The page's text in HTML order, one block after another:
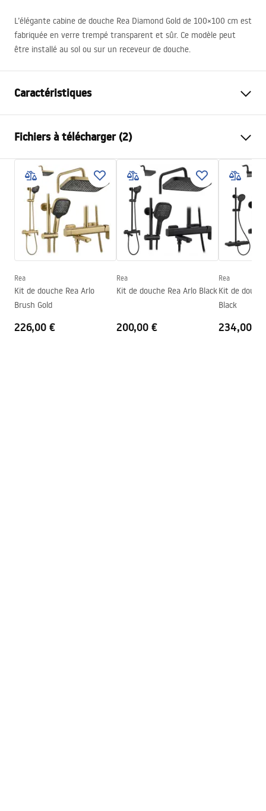
L’élégante cabine de douche Rea Diamond Gold de 100×100 cm est
fabriquée en verre trempé transparent et sûr. Ce modèle peut
être installé au sol ou sur un receveur de douche.
Caractéristiques
Couleur
Type de cabine de douche
d'angle
Couleur du verre
Transparent 6mm
Mode d'ouverture
à entrouvrir
Montage
Sur le receveur ou plancher
Hauteur (mm)
1950mm
Sens de la cabine
Réversible
Garantie
Couche Easy Clean
Vitre de porte - des deux côtés,
Fichiers à télécharger (2)
Instrukcja_montażu_FR
Cabine de douche Diamond FR.pdf
shower manual
shower manual.pdf
Rea
Kit de douche Rea Arlo
Brush Gold
226,00 €
Rea
Kit de douche Rea Arlo Black
200,00 €
Rea
Kit de
Black
234,00 €